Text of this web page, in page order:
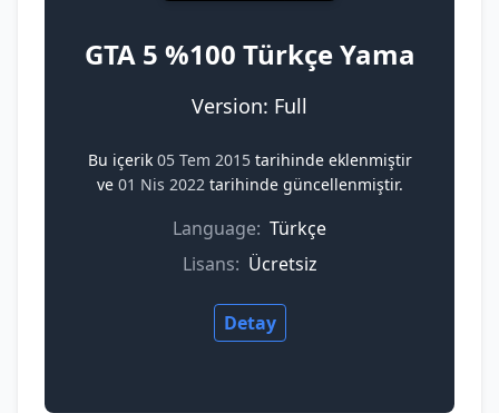
GTA 5 %100 Türkçe Yama
Version: Full
Bu içerik 05 Tem 2015 tarihinde eklenmiştir
ve 01 Nis 2022 tarihinde güncellenmiştir.
Language: Türkçe
Lisans: Ücretsiz
Detay